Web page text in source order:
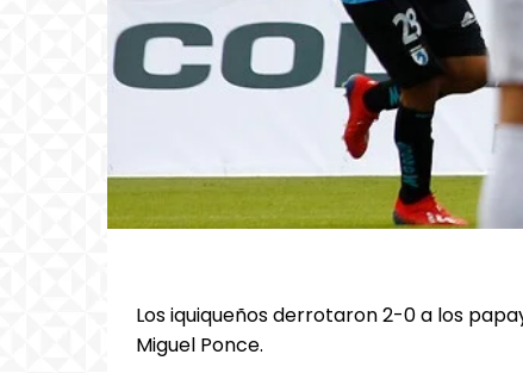
Los iquiqueños derrotaron 2-0 a los
Miguel Ponce.